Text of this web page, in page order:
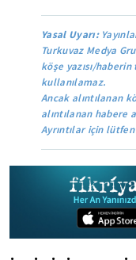
Yasal Uyarı:
Turkuvaz Medya
köşe yazısı/
kullanılamaz.
Ancak alıntılanan
alıntılanan
Ayrıntılar için lütfen